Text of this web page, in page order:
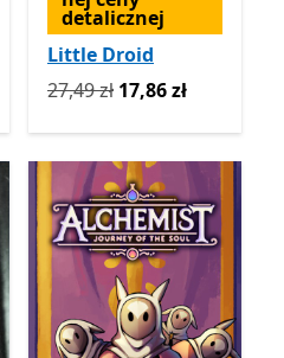
57,99 zł
detalicznej
Little Droid
Pierwotnie 27,49 zł teraz
27,49 zł 17,86 zł